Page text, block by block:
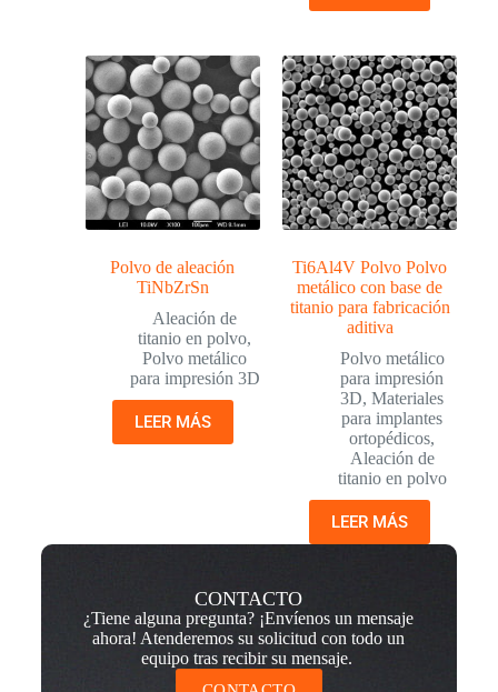
Polvo de aleación
TiNbZrSn
Aleación de
titanio en polvo,
Polvo metálico
para impresión 3D
LEER MÁS
Ti6Al4V Polvo Polvo
metálico con base de
titanio para fabricación
aditiva
Polvo metálico
para impresión
3D,Materiales
para implantes
ortopédicos,
Aleación de
titanio en polvo
LEER MÁS
CONTACTO
¿Tiene alguna pregunta? ¡Envíenos un mensaje
ahora! Atenderemos su solicitud con todo un
equipo tras recibir su mensaje.